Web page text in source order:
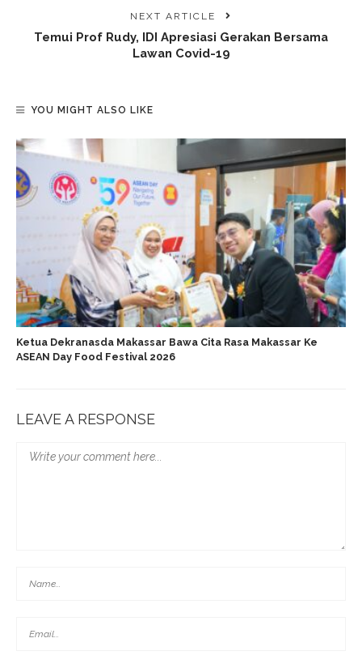
NEXT ARTICLE
Temui Prof Rudy, IDI Apresiasi Gerakan Bersama
Lawan Covid-19
YOU MIGHT ALSO LIKE
Ketua Dekranasda Makassar Bawa Cita Rasa Makassar Ke
ASEAN Day Food Festival 2026
LEAVE A RESPONSE